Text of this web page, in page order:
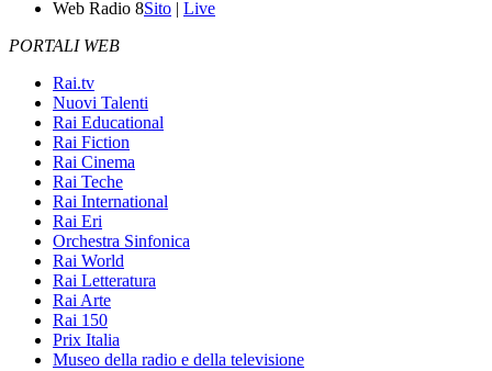
Web Radio 8Sito | Live
PORTALI WEB
Rai.tv
Nuovi Talenti
Rai Educational
Rai Fiction
Rai Cinema
Rai Teche
Rai International
Rai Eri
Orchestra Sinfonica
Rai World
Rai Letteratura
Rai Arte
Rai 150
Prix Italia
Museo della radio e della televisione